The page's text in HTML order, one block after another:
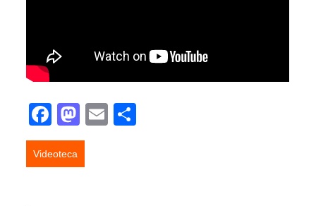
Facebook
Mastodon
Email
Videoteca